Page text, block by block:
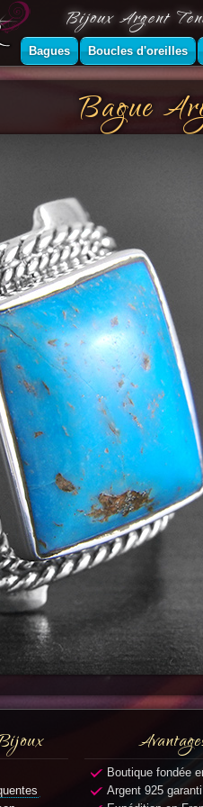
Bague
Boutique fondée
Argent 925 garanti
Bijoux Argent
Bagues Boucles d'oreilles